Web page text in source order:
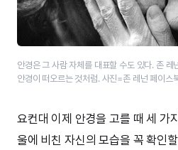
안경은 그 사람 자체를 대표할 수도 있다. 존
안경이 떠오르는 것처럼. 사진=존 레넌 페이스
요컨대 이제 안경을 고를 때 세 가
울에 비친 자신의 모습을 꼭 확인